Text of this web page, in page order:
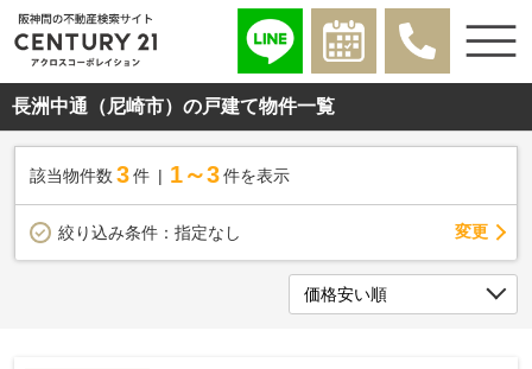
長洲中通（尼崎市）の戸建て物件一覧
該当物件数 3件 1～3 件を表示
絞り込み条件： 指定なし 変更